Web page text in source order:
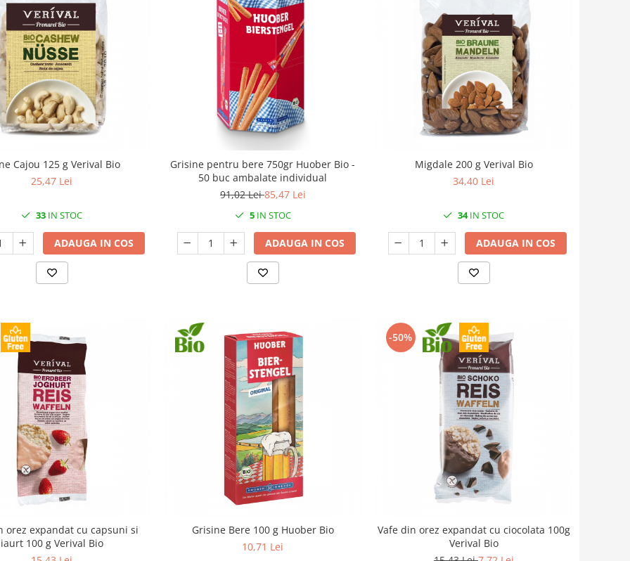
Cajou 125 g Verival Bio
25,47 Lei
33 IN STOC
ADAUGA IN COS
Grisine pentru bere 750gr Huober Bio -
50 buc ambalate individual
91,02 Lei85,47 Lei
5IN STOC
ADAUGA IN COS
Migdale 200 g Verival Bio
34,40 Lei
34IN STOC
ADAUGA IN COS
orez expandat cu capsuni si
iaurt 100 g Verival Bio
Grisine Bere 100 g Huober Bio
10,71 Lei
-50%
Vafe din orez expandat cu ciocolata 100g
Verival Bio